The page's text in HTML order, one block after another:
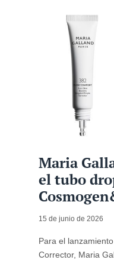
Maria
el tubo
15 de junio de 2026
Para el
Corrector, Maria